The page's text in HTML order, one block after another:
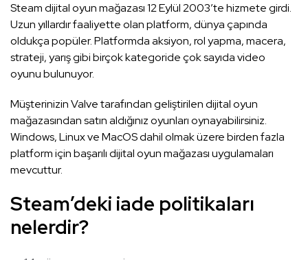
Steam dijital oyun mağazası 12 Eylül 2003’te hizmete girdi.
Uzun yıllardır faaliyette olan platform, dünya çapında
oldukça popüler. Platformda aksiyon, rol yapma, macera,
strateji, yarış gibi birçok kategoride çok sayıda video
oyunu bulunuyor.
Müşterinizin Valve tarafından geliştirilen dijital oyun
mağazasından satın aldığınız oyunları oynayabilirsiniz.
Windows, Linux ve MacOS dahil olmak üzere birden fazla
platform için başarılı dijital oyun mağazası uygulamaları
mevcuttur.
Steam’deki iade politikaları
nelerdir?